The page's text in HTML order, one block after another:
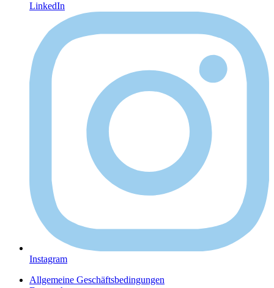
LinkedIn
Instagram
Allgemeine Geschäftsbedingungen